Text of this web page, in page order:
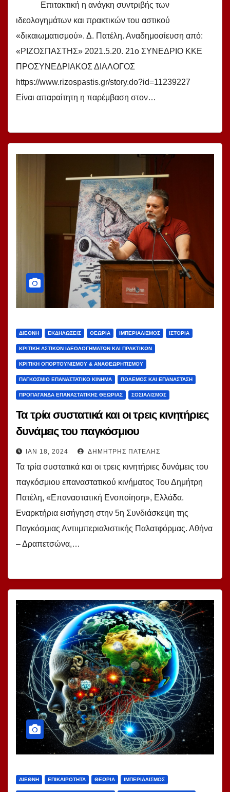
­­­ Επιτακτική η ανάγκη συντριβής των
ιδεολογημάτων και πρακτικών του αστικού
«δικαιωματισμού». Δ. Πατέλη. Αναδημοσίευση από:
«ΡΙΖΟΣΠΑΣΤΗΣ» 2021.5.20. 21ο ΣΥΝΕΔΡΙΟ ΚΚΕ
ΠΡΟΣΥΝΕΔΡΙΑΚΟΣ ΔΙΑΛΟΓΟΣ
https://www.rizospastis.gr/story.do?id=11239227
Είναι απαραίτητη η παρέμβαση στον…
ΔΙΕΘΝΉ ΕΚΔΗΛΏΣΕΙΣ ΘΕΩΡΊΑ ΙΜΠΕΡΙΑΛΙΣΜΌΣ ΙΣΤΟΡΊΑ
ΚΡΙΤΙΚΉ ΑΣΤΙΚΏΝ ΙΔΕΟΛΟΓΗΜΆΤΩΝ ΚΑΙ ΠΡΑΚΤΙΚΏΝ
ΚΡΙΤΙΚΉ ΟΠΟΡΤΟΥΝΙΣΜΟΎ & ΑΝΑΘΕΩΡΗΤΙΣΜΟΎ
ΠΑΓΚΌΣΜΙΟ ΕΠΑΝΑΣΤΑΤΙΚΌ ΚΊΝΗΜΑ ΠΌΛΕΜΟΣ ΚΑΙ ΕΠΑΝΆΣΤΑΣΗ
ΠΡΟΠΑΓΆΝΔΑ ΕΠΑΝΑΣΤΑΤΙΚΉΣ ΘΕΩΡΊΑΣ ΣΟΣΙΑΛΙΣΜΌΣ
Τα τρία συστατικά και οι τρεις κινητήριες
δυνάμεις του παγκόσμιου
επαναστατικού κινήματος. Δ. Πατέλης
ΙΑΝ 18, 2024 ΔΗΜΉΤΡΗΣ ΠΑΤΈΛΗΣ
Τα τρία συστατικά και οι τρεις κινητήριες δυνάμεις του
παγκόσμιου επαναστατικού κινήματος Του Δημήτρη
Πατέλη, «Επαναστατική Ενοποίηση», Ελλάδα.
Εναρκτήρια εισήγηση στην 5η Συνδιάσκεψη της
Παγκόσμιας Αντιιμπεριαλιστικής Παλατφόρμας. Αθήνα
– Δραπετσώνα,…
ΔΙΕΘΝΉ ΕΠΙΚΑΙΡΌΤΗΤΑ ΘΕΩΡΊΑ ΙΜΠΕΡΙΑΛΙΣΜΌΣ